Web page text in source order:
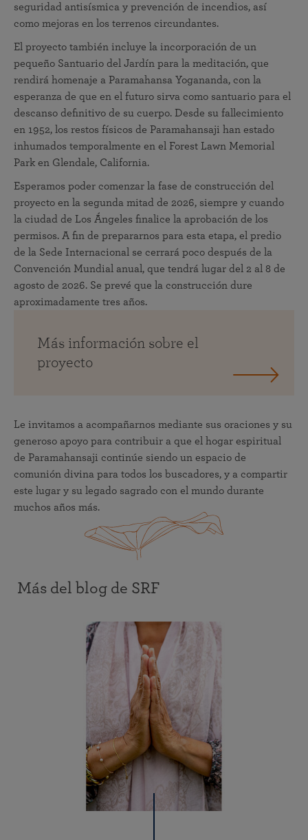
seguridad antisísmica y prevención de incendios, así
como mejoras en los terrenos circundantes.
El proyecto también incluye la incorporación de un
pequeño Santuario del Jardín para la meditación, que
rendirá homenaje a Paramahansa Yogananda, con la
esperanza de que en el futuro sirva como santuario para el
descanso definitivo de su cuerpo. Desde su fallecimiento
en 1952, los restos físicos de Paramahansaji han estado
inhumados temporalmente en el Forest Lawn Memorial
Park en Glendale, California.
Esperamos poder comenzar la fase de construcción del
proyecto en la segunda mitad de 2026, siempre y cuando
la ciudad de Los Ángeles finalice la aprobación de los
permisos. A fin de prepararnos para esta etapa, el predio
de la Sede Internacional se cerrará poco después de la
Convención Mundial anual, que tendrá lugar del 2 al 8 de
agosto de 2026. Se prevé que la construcción dure
aproximadamente tres años.
Más información sobre el
proyecto
Le invitamos a acompañarnos mediante sus oraciones y su
generoso apoyo para contribuir a que el hogar espiritual
de Paramahansaji continúe siendo un espacio de
comunión divina para todos los buscadores, y a compartir
este lugar y su legado sagrado con el mundo durante
muchos años más.
Más del blog de SRF